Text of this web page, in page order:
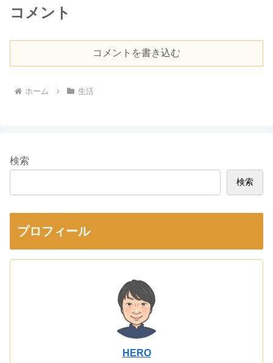
コメント
コメントを書き込む
ホーム 生活
検索
検索
プロフィール
HERO